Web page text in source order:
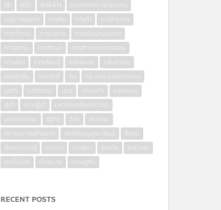
8E AEC ASEAN
economic relations
กรุงเทพธุรกิจ
การคิด การค้า
การจ้างงาน
การทำงาน
การบริหาร
การพัฒนาประเทศ
การลงทุน
การศึกษา
การศึกษาและการสอน
การสอน
การเรียนรู้ คลังสมอง
คลื่นอารยะ
คอร์รัปชั่น
งานวันนี้ จีน
ดร.แดน มองต่างแดน
ธุรกิจ
นวัตกรรม บุตร ประชากิจ
ผลกระทบ
ผู้นำ
ภาวะผู้นำ
มหาวิทยาลัยฮาร์วาร์ด
มองต่างแดน
รัฐกิจ วิจัย
สงคราม
สถาบันการสร้างชาติ
สภาปัญญาสมาพันธ์
สังคม
สังคมความรู้
อนาคต อาเซียน อินเดีย
ฮาร์วาร์ด
เทคโนโลยี
เป้าหมาย เศรษฐกิจ
RECENT POSTS